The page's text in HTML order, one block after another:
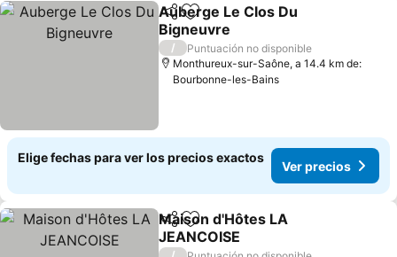
CompartirAgregar a favoritos
Auberge Le Clos Du
Bigneuvre
Ver precios
/
Puntuación no disponible
Monthureux-sur-Saône, a 14.4 km de:
Bourbonne-les-Bains
Elige fechas para ver los precios exactos
Ver precios
CompartirAgregar a favoritos
Maison d'Hôtes LA
JEANCOISE